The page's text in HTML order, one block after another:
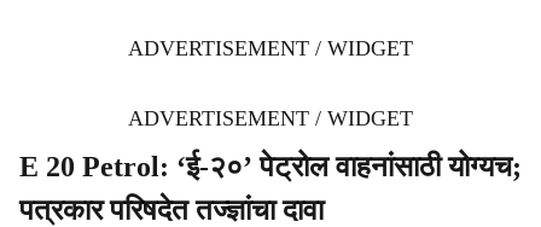
ADVERTISEMENT / WIDGET
ADVERTISEMENT / WIDGET
E 20 Petrol: ‘ई-२०’ पेट्रोल वाहनांसाठी योग्यच;
पत्रकार परिषदेत तज्ज्ञांचा दावा